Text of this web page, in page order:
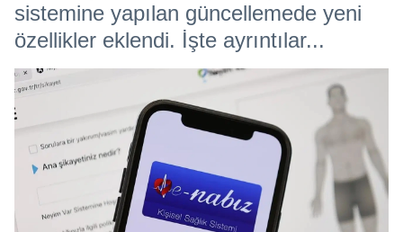
sistemine yapılan güncellemede yeni
özellikler eklendi. İşte ayrıntılar...